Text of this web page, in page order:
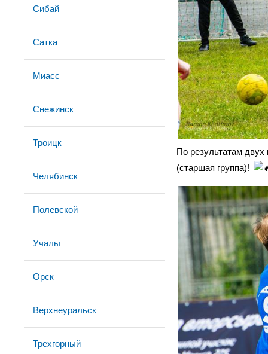
Сибай
Сатка
Миасс
Снежинск
Троицк
Челябинск
Полевской
Учалы
Орск
Верхнеуральск
Трехгорный
По результатам
(старшая группа)!